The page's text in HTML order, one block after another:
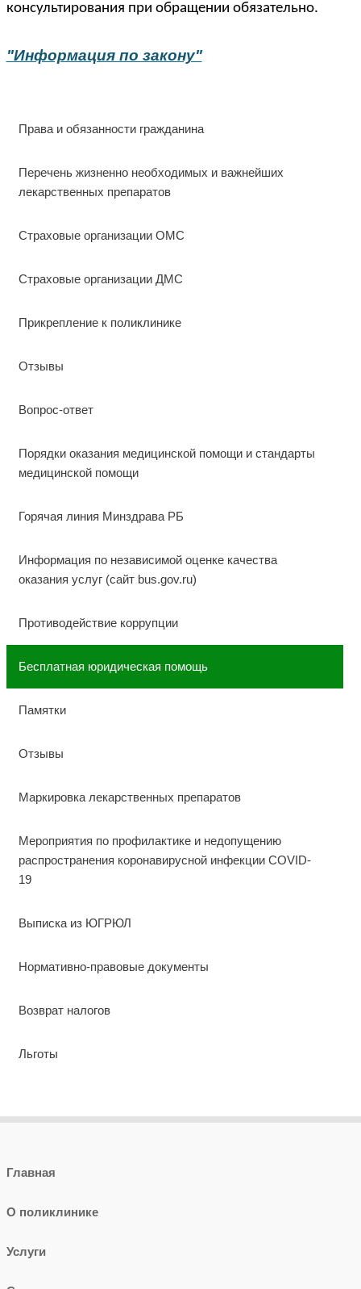
Права и обязанности гражданина
Перечень жизненно необходимых и важнейших
лекарственных препаратов
Страховые организации ОМС
Страховые организации ДМС
Прикрепление к поликлинике
Отзывы
Вопрос-ответ
Порядки оказания медицинской помощи и стандарты
медицинской помощи
Горячая линия Минздрава РБ
Информация по независимой оценке качества
оказания услуг (сайт bus.gov.ru)
Противодействие коррупции
Бесплатная юридическая помощь
Памятки
Отзывы
Маркировка лекарственных препаратов
Мероприятия по профилактике и недопущению
распространения коронавирусной инфекции COVID-
19
Выписка из ЮГРЮЛ
Нормативно-правовые документы
Возврат налогов
Льготы
консультирования при обращении обязательно.
"Информация по закону"
Главная
О поликлинике
Услуги